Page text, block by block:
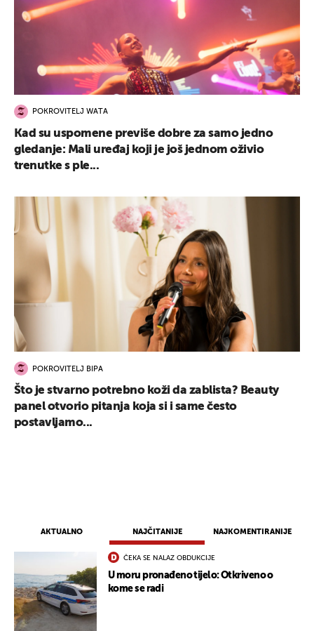
AKTUALNO NAJČITANIJE NAJKOMENTIRANIJE
ČEKA SE NALAZ OBDUKCIJE
U moru pronađeno tijelo: Otkriveno o
kome se radi
POKROVITELJ WATA
Kad su uspomene previše dobre za samo jedno
gledanje: Mali uređaj koji je još jednom oživio
trenutke s ple...
POKROVITELJ BIPA
Što je stvarno potrebno koži da zablista? Beauty
panel otvorio pitanja koja si i same često
postavljamo...